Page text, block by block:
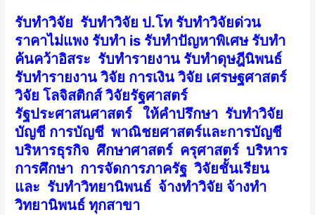
รับทำวิจัย รับทำวิจัย ป.โท รับทำวิจัยด่วน
ราคาไม่แพง รับทำ is รับทำปัญหาพิเศษ รับทำ
ค้นคว้าอิสระ รับทำรายงาน รับทำดุษฎีนิพนธ์
รับทำรายงาน วิจัย การเงิน วิจัย เศรษฐศาสตร์
วิจัย โลจิสติกส์ วิจัยรัฐศาสตร์
รัฐประศาสนศาสตร์ ให้คำปรึกษา รับทำวิจัย
บัญชี การบัญชี พาณิชยศาสตร์และการบัญชี
บริหารธุรกิจ ศึกษาศาสตร์ ครุศาสตร์ บริหาร
การศึกษา การจัดการภาครัฐ วิจัยชั้นเรียน
และ รับทำวิทยานิพนธ์ จ้างทำวิจัย จ้างทำ
วิทยานิพนธ์ ทุกสาขา